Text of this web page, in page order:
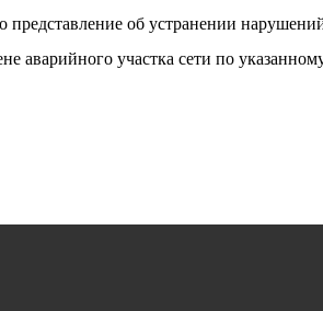
об устранении
аварийного участка сети по